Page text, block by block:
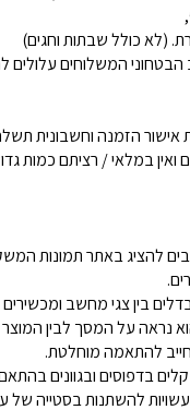
(לא כולל שבתות וחגים)
המשלוחים עלולים
אישור הזמנה וחשבונית
במלאי / רציתם כמות
להציג באתר תמונות
בין צגי מחשב ומכשירים
נראה על המסך לבין
להתאמה מוחלטת.
קלים בדפוסים ובגוונים